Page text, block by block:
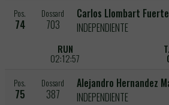
Pos.
74
Dossard
703
Carlos Llombart
INDEPENDIENTE
RUN
02:12:57
Pos.
75
Dossard
387
Alejandro Hernandez
INDEPENDIENTE